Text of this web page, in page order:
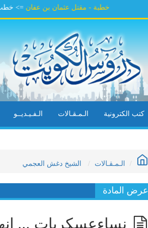
خطبة خطبة - مقتل عثمان بن عفان=> خطب
كتب الكترونية الـمـقـالات الـفـيـديــو
الـمـقـالات الشيخ دغش العجمي
عرض المادة
نساءعسكريات ...